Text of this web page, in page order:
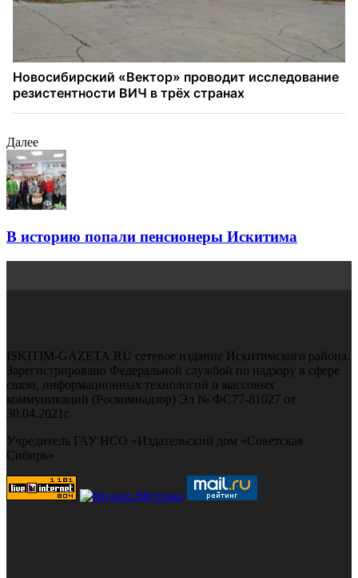
Далее
В историю попали пенсионеры Искитима
ISKITIM-GAZETA.RU сетевое издание Искитимского района.
Зарегистрировано Федеральной службой по надзору в сфере
связи, информационных технологий и массовых
коммуникаций (Роскомнадзор) Эл № ФС77-81027 от
30.04.2021г.
Учредитель ГАУ НСО «Издательский дом «Советская
Сибирь»